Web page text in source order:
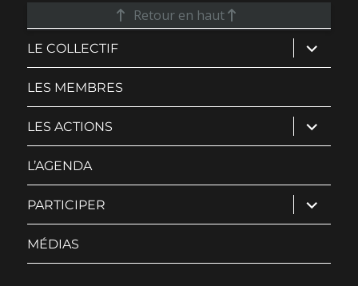
Retour en haut
LE COLLECTIF ouvrir
le
sous-
LES MEMBRES
LES ACTIONS ouvrir
le
sous-
L’AGENDA
PARTICIPER ouvrir
le
sous-
MÉDIAS